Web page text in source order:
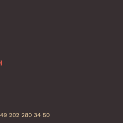
202 280 34 50